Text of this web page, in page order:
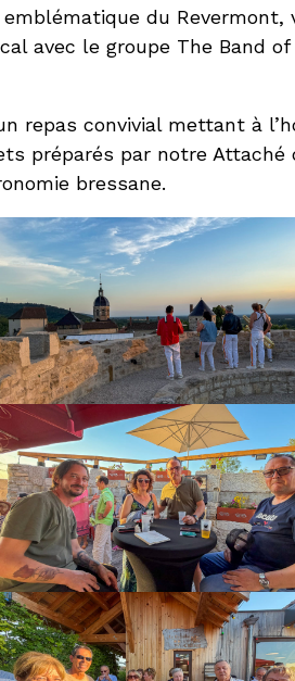
du Revermont,
avec le groupe The Band
repas convivial mettant à
préparés par notre Attaché
bressane.